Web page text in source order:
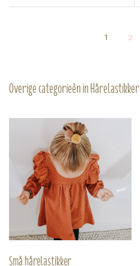
1 2
Overige categorieën in Hårelastikker
Små hårelastikker